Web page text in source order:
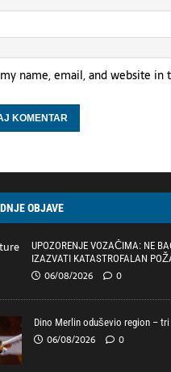
name, email, and website
OBJAVE
UPOZORENJE VOZAČIMA: NE
IZAZVATI KATASTROFALAN
06/08/2026 0
Dino Merlin oduševio region –
06/08/2026 0